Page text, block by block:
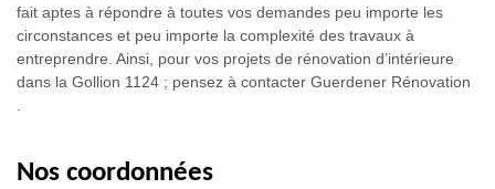
fait aptes à répondre à toutes vos demandes peu importe les
circonstances et peu importe la complexité des travaux à
entreprendre. Ainsi, pour vos projets de rénovation d’intérieure
dans la Gollion 1124 ; pensez à contacter Guerdener Rénovation
.
Nos coordonnées